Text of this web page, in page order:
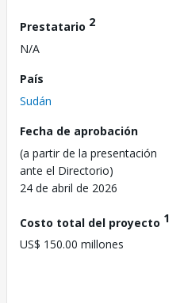
Prestatario 2
N/A
País
Sudán
Fecha de aprobación
(a partir de la presentación
ante el Directorio)
24 de abril de 2026
Costo total del proyecto 1
US$ 150.00 millones